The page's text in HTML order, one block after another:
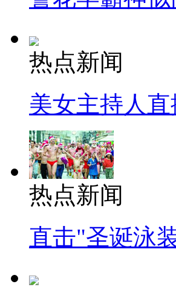
热点新闻
美女主持人
热点新闻
直击"圣诞泳